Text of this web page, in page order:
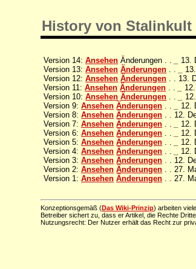
History von Stalinkult
Version 14:Ansehen Änderungen . . 13.
Version 13:Ansehen Änderungen
Version 12:Ansehen Änderungen . . 13.
Version 11:Ansehen Änderungen
Version 10:Ansehen Änderungen
Version 9:Ansehen Änderungen 12.
Version 8:Ansehen Änderungen . . 12.
Version 7:Ansehen Änderungen 12.
Version 6:Ansehen Änderungen 12.
Version 5:Ansehen Änderungen 12.
Version 4:Ansehen Änderungen 12.
Version 3:Ansehen Änderungen . . 12.
Version 2:Ansehen Änderungen . . 27.
Version 1:Ansehen Änderungen . . 27.
Konzeptionsgemäß (Das Wiki-Prinzip) arbeiten
Betreiber sichert zu, dass er Artikel, die Rechte
Nutzungsrecht: Der Nutzer erhält das Recht zur